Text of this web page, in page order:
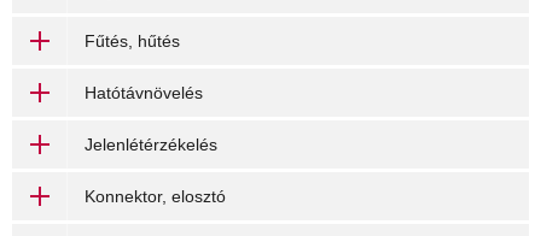
Fűtés, hűtés
Hatótávnövelés
Jelenlétérzékelés
Konnektor, elosztó